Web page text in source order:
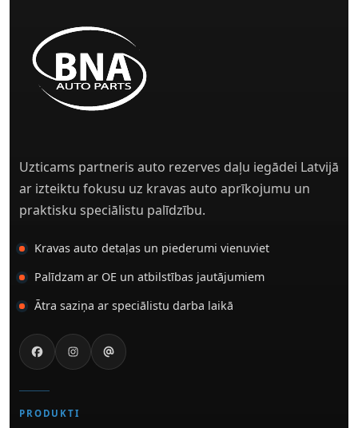
Uzticams partneris auto rezerves daļu iegādei Latvijā
ar izteiktu fokusu uz kravas auto aprīkojumu un
praktisku speciālistu palīdzību.
Kravas auto detaļas un piederumi vienuviet
Palīdzam ar OE un atbilstības jautājumiem
Ātra saziņa ar speciālistu darba laikā
PRODUKTI